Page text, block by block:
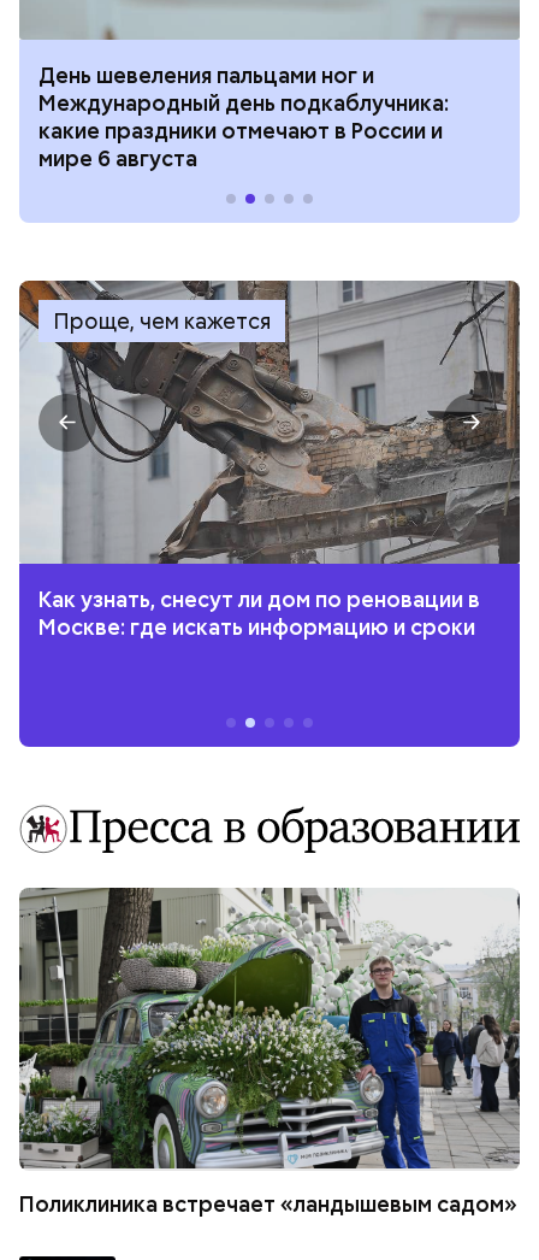
День шевеления пальцами ног и
Международный день подкаблучника:
какие праздники отмечают в России и
мире 6 августа
Проще, чем кажется
Как узнать, снесут ли дом по реновации в
Москве: где искать информацию и сроки
Поликлиника встречает «ландышевым садом»